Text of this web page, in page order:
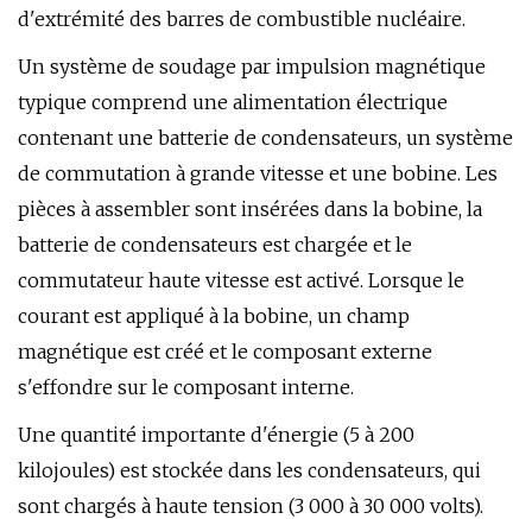
d'extrémité des barres de combustible nucléaire.
Un système de soudage par impulsion magnétique
typique comprend une alimentation électrique
contenant une batterie de condensateurs, un système
de commutation à grande vitesse et une bobine. Les
pièces à assembler sont insérées dans la bobine, la
batterie de condensateurs est chargée et le
commutateur haute vitesse est activé. Lorsque le
courant est appliqué à la bobine, un champ
magnétique est créé et le composant externe
s'effondre sur le composant interne.
Une quantité importante d'énergie (5 à 200
kilojoules) est stockée dans les condensateurs, qui
sont chargés à haute tension (3 000 à 30 000 volts).